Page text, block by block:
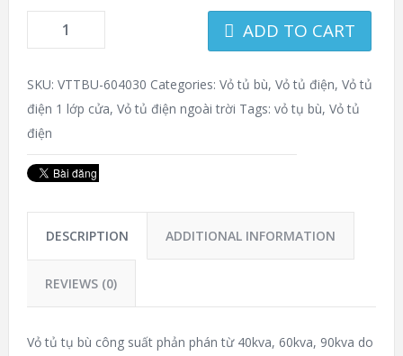
ADD TO CART
SKU: VTTBU-604030 Categories: Vỏ tủ bù, Vỏ tủ điện, Vỏ tủ
điện 1 lớp cửa, Vỏ tủ điện ngoài trời Tags: vỏ tụ bù, Vỏ tủ
điện
DESCRIPTION ADDITIONAL INFORMATION
REVIEWS (0)
Vỏ tủ tụ bù công suất phản phán từ 40kva, 60kva, 90kva do